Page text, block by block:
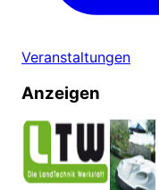
Veranstaltungen
Anzeigen